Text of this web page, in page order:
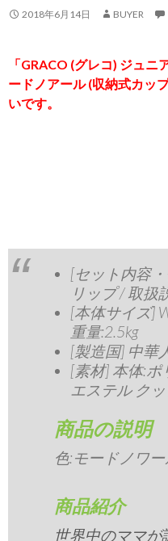
2018年6月14日 BUYER
「GRACO (グレコ) ジュ
ードノアール (収納式カッ
いです。
[セット内容
リップ / 取扱
[本体サイズ]
重量:2.5kg
[製造国] 中華
[素材] 本体:ポ
エステル ク
商品の説明
色:モードノワ
商品紹介
世界中のママが